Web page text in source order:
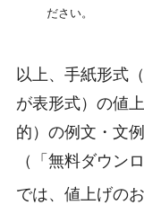
ださい。
以上、手紙形式
が表形式）の値
的）の例文・文
（「無料ダウン
では、値上げの